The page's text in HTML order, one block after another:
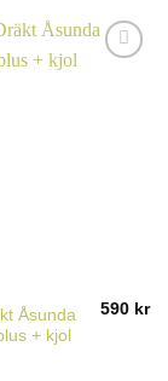
Åsunda
+ kjol
590 kr